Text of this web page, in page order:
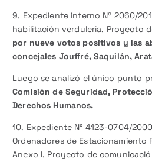
9. Expediente interno Nº 2060/
habilitación verduleria. Proyecto
por nueve votos positivos y las
concejales Jouffré, Saquilán,
Luego se analizó el único punto
Comisión de Seguridad,
Derechos Humanos.
10. Expediente N° 4123-0704/
Ordenadores de Estacionamiento
Anexo I. Proyecto de